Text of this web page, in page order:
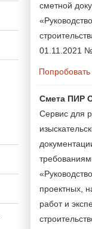
сметной
01.11.2021
Смета ПИР
Сервис для
проектных,
работ и